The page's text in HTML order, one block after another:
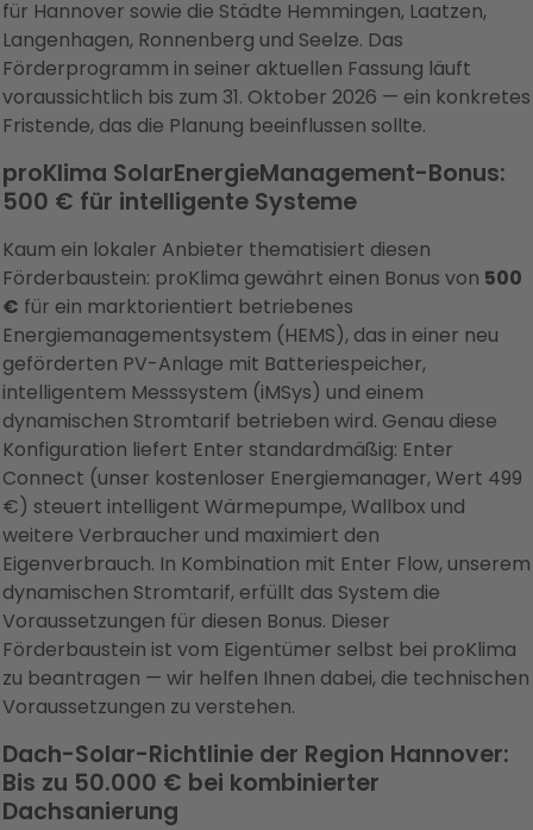
für Hannover sowie die Städte Hemmingen, Laatzen,
Langenhagen, Ronnenberg und Seelze. Das
Förderprogramm in seiner aktuellen Fassung läuft
voraussichtlich bis zum 31. Oktober 2026 — ein konkretes
Fristende, das die Planung beeinflussen sollte.
proKlima SolarEnergieManagement-Bonus:
500 € für intelligente Systeme
Kaum ein lokaler Anbieter thematisiert diesen
Förderbaustein: proKlima gewährt einen Bonus von 500
€ für ein marktorientiert betriebenes
Energiemanagementsystem (HEMS), das in einer neu
geförderten PV-Anlage mit Batteriespeicher,
intelligentem Messsystem (iMSys) und einem
dynamischen Stromtarif betrieben wird. Genau diese
Konfiguration liefert Enter standardmäßig: Enter
Connect (unser kostenloser Energiemanager, Wert 499
€) steuert intelligent Wärmepumpe, Wallbox und
weitere Verbraucher und maximiert den
Eigenverbrauch. In Kombination mit Enter Flow, unserem
dynamischen Stromtarif, erfüllt das System die
Voraussetzungen für diesen Bonus. Dieser
Förderbaustein ist vom Eigentümer selbst bei proKlima
zu beantragen — wir helfen Ihnen dabei, die technischen
Voraussetzungen zu verstehen.
Dach-Solar-Richtlinie der Region Hannover:
Bis zu 50.000 € bei kombinierter
Dachsanierung